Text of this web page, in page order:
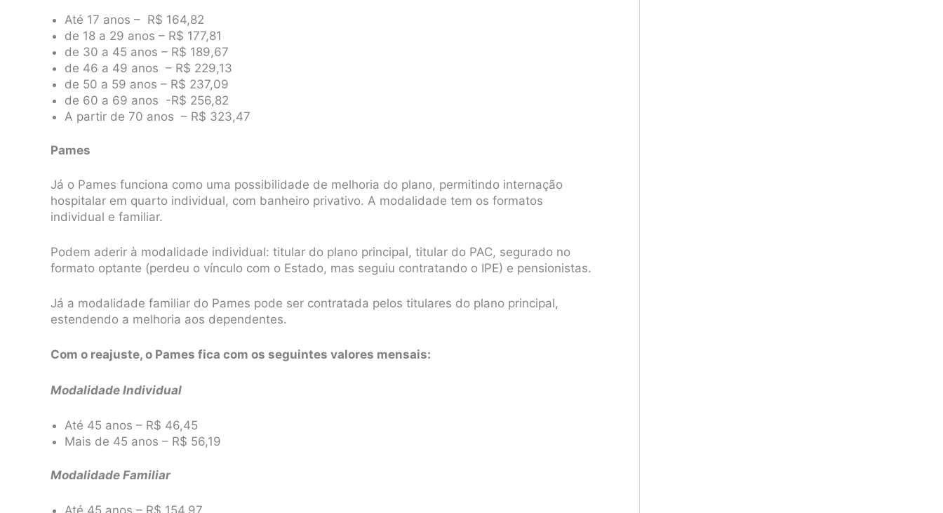
Até 17 anos – R$ 164,82
de 18 a 29 anos – R$ 177,81
de 30 a 45 anos – R$ 189,67
de 46 a 49 anos – R$ 229,13
de 50 a 59 anos – R$ 237,09
de 60 a 69 anos -R$ 256,82
A partir de 70 anos – R$ 323,47
Pames
Já o Pames funciona como uma possibilidade de melhoria do plano, permitindo internação
hospitalar em quarto individual, com banheiro privativo. A modalidade tem os formatos
individual e familiar.
Podem aderir à modalidade individual: titular do plano principal, titular do PAC, segurado no
formato optante (perdeu o vínculo com o Estado, mas seguiu contratando o IPE) e pensionistas.
Já a modalidade familiar do Pames pode ser contratada pelos titulares do plano principal,
estendendo a melhoria aos dependentes.
Com o reajuste, o Pames fica com os seguintes valores mensais:
Modalidade Individual
Até 45 anos – R$ 46,45
Mais de 45 anos – R$ 56,19
Modalidade Familiar